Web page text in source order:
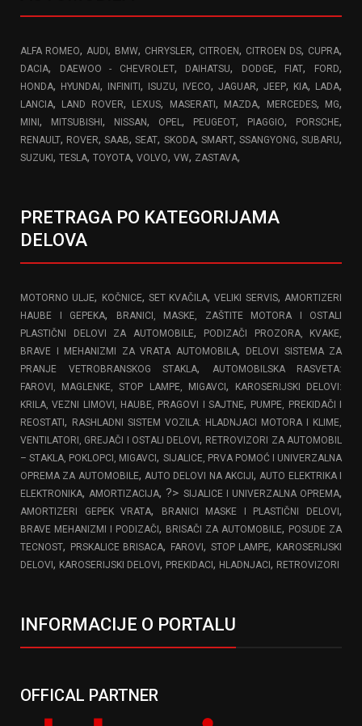
ALFA ROMEO, AUDI , BMW, CHRYSLER, CITROEN, CITROEN DS, CUPRA,
DACIA, DAEWOO - CHEVROLET, DAIHATSU, DODGE, FIAT, FORD,
HONDA, HYUNDAI , INFINITI , ISUZU, IVECO, JAGUAR, JEEP, KIA, LADA,
LANCIA, LAND ROVER, LEXUS, MASERATI , MAZDA, MERCEDES, MG,
MINI , MITSUBISHI , NISSAN, OPEL, PEUGEOT, PIAGGIO, PORSCHE,
RENAULT, ROVER,SAAB,SEAT, SKODA, SMART, SSANGYONG,SUBARU,
SUZUKI , TESLA, TOYOTA, VOLVO, VW, ZASTAVA,
PRETRAGA PO KATEGORIJAMA
DELOVA
MOTORNO ULJE, KOČNICE, SET KVAČILA,VELIKI SERVIS,AMORTIZERI
HAUBE I GEPEKA,
BRANICI, MASKE, ZAŠTITE MOTORA I OSTALI
PLASTIČNI DELOVI ZA AUTOMOBILE,
PODIZAČI PROZORA, KVAKE,
BRAVE I MEHANIZMI ZA VRATA AUTOMOBILA,
DELOVI SISTEMA ZA
PRANJE VETROBRANSKOG STAKLA,
AUTOMOBILSKA RASVETA:
FAROVI, MAGLENKE, STOP LAMPE, MIGAVCI ,
KAROSERIJSKI DELOVI:
KRILA, VEZNI LIMOVI, HAUBE, PRAGOVI I SAJTNE, PUMPE, PREKIDAČI I
REOSTATI ,
RASHLADNI SISTEM VOZILA: HLADNJACI MOTORA I KLIME,
VENTILATORI, GREJAČI I OSTALI DELOVI, RETROVIZORI ZA AUTOMOBIL
– STAKLA, POKLOPCI, MIGAVCI, SIJALICE, PRVA POMOĆ I UNIVERZALNA
OPREMA ZA AUTOMOBILE,AUTO DELOVI NA AKCIJI,AUTO ELEKTRIKA I
ELEKTRONIKA,AMORTIZACIJA, ?> SIJALICE I UNIVERZALNA OPREMA,
AMORTIZERI GEPEK VRATA, BRANICI MASKE I PLASTIČNI DELOVI,
BRAVE MEHANIZMI I PODIZAČI , BRISAČI ZA AUTOMOBILE, POSUDE ZA
TECNOST, PRSKALICE BRISACA, FAROVI, STOP LAMPE,
KAROSERIJSKI
DELOVI , KAROSERIJSKI DELOVI , PREKIDACI , HLADNJACI , RETROVIZORI
INFORMACIJE O PORTALU
OFFICAL PARTNER